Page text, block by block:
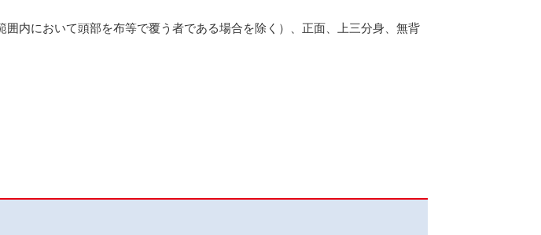
内において頭部を布等で覆う者である場合を除く）、正面、上三分身、無背